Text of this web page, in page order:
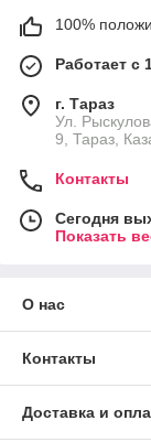
100%
Работает с
г. Тараз
Ул.
9, Тараз,
Контакты
Сегодня
Показать
О нас
Контакты
Доставка и